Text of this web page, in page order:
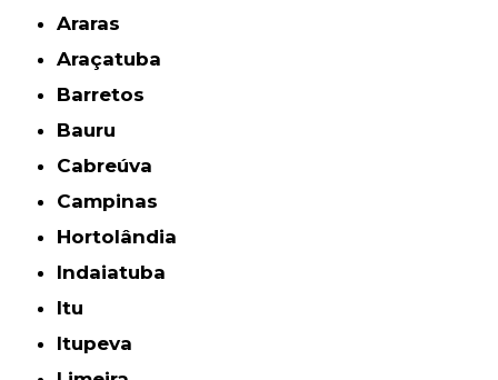
Araras
Araçatuba
Barretos
Bauru
Cabreúva
Campinas
Hortolândia
Indaiatuba
Itu
Itupeva